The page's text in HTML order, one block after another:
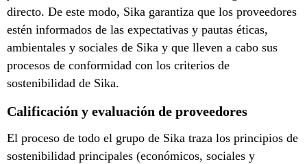
directo. De este modo, Sika garantiza que los proveedores
estén informados de las expectativas y pautas éticas,
ambientales y sociales de Sika y que lleven a cabo sus
procesos de conformidad con los criterios de
sostenibilidad de Sika.
Calificación y evaluación de proveedores
El proceso de todo el grupo de Sika traza los principios de
sostenibilidad principales (económicos, sociales y